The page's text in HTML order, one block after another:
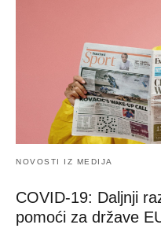
NOVOSTI IZ MEDIJA
COVID-19: Daljnji
pomoći za države